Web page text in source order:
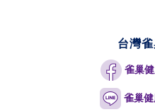
台灣
雀巢健
雀巢